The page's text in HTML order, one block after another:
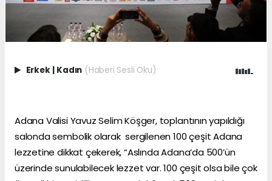
Erkek Kadın (Haberi Sesli Oku)
Adana Valisi Yavuz Selim Köşger, toplantının yapıldığı
salonda sembolik olarak sergilenen 100 çeşit Adana
lezzetine dikkat çekerek, “Aslında Adana’da 500’ün
üzerinde sunulabilecek lezzet var. 100 çeşit olsa bile çok